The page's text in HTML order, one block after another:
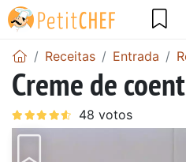
Receitas Entrada
Creme de